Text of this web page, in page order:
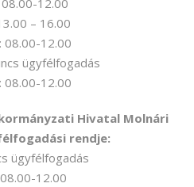
12.00
– 16.00
08.00-12.00
ügyfélfogadás
08.00-12.00
Hivatal Molnári
rendje:
ügyfélfogadás
12.00